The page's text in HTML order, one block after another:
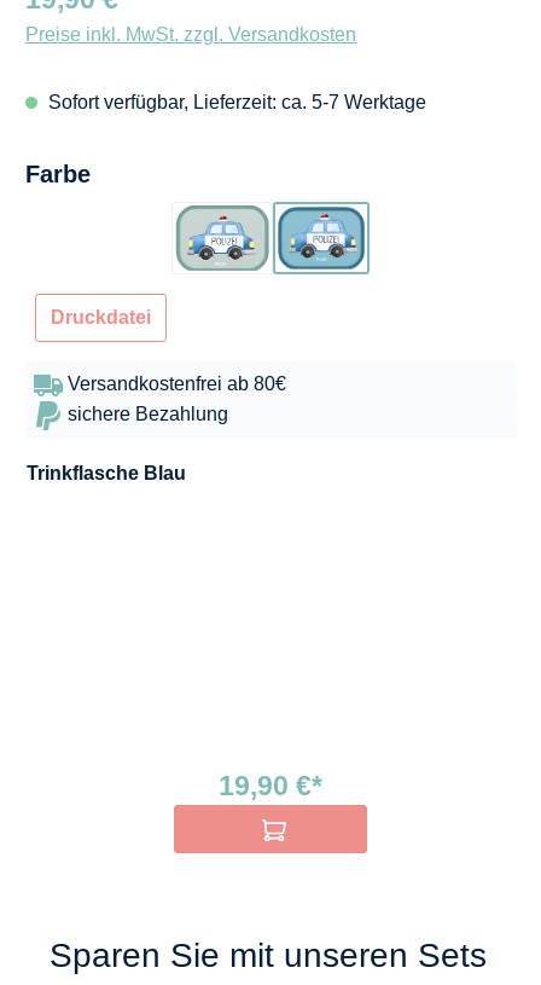
Trinkflasche Blau
19,90 €*
In den Warenkorb
Preise inkl. MwSt. zzgl. Versandkosten
Sofort verfügbar, Lieferzeit: ca. 5-7 Werktage
Farbeauswählen
Türkis Blau
Druckdatei
Versandkostenfrei ab 80€
sichere Bezahlung
Sparen Sie mit unseren Sets